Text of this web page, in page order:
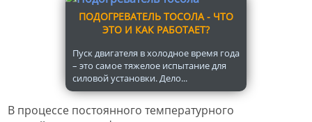
ПОДОГРЕВАТЕЛЬ ТОСОЛА - ЧТО
ЭТО И КАК РАБОТАЕТ?
Пуск двигателя в холодное время года
– это самое тяжелое испытание для
силовой установки. Дело...
В процессе постоянного температурного